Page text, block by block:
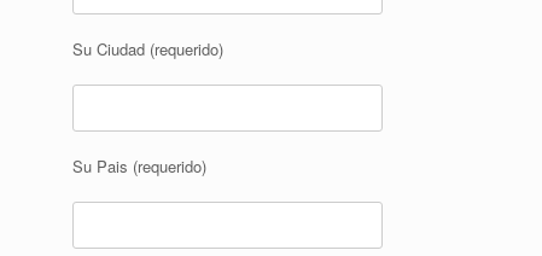
Su Ciudad (requerido)
Su Pais (requerido)